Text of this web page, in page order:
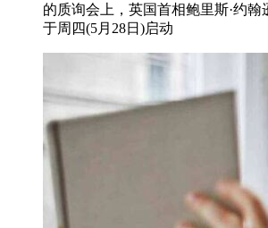
的质询会上，英国首相鲍里斯·约
于周四(5月28日)启动